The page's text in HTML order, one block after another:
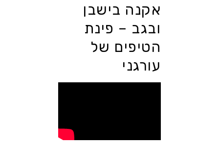
אקנה בישבן
ובגב – פינת
הטיפים של
עורגני